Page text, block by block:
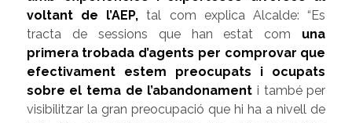
voltant de l’AEP, tal com explica Alcalde:
“Es
tracta de sessions que
han estat com una
primera trobada d’agents per comprovar que
efectivament estem preocupats i ocupats
sobre el tema de l’abandonament i també per
visibilitzar la gran preocupació que hi ha a nivell de